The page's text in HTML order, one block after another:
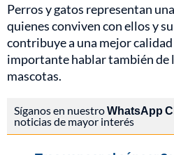
Perros y gatos representan
quienes conviven con ellos y
contribuye a una mejor calidad
importante hablar también de
mascotas.
Síganos en nuestroWhatsApp
noticias de mayor interés